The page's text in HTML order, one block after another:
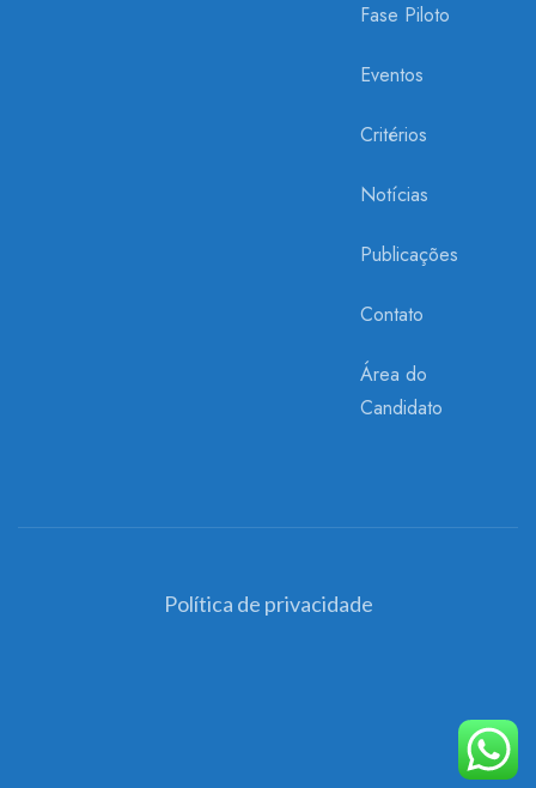
Fase Piloto
Eventos
Critérios
Notícias
Publicações
Contato
Área do
Candidato
Política de privacidade